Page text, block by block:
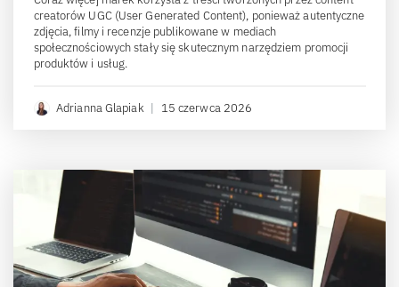
creatorów UGC (User Generated Content), ponieważ autentyczne
zdjęcia, filmy i recenzje publikowane w mediach
społecznościowych stały się skutecznym narzędziem promocji
produktów i usług.
Adrianna Glapiak | 15 czerwca 2026